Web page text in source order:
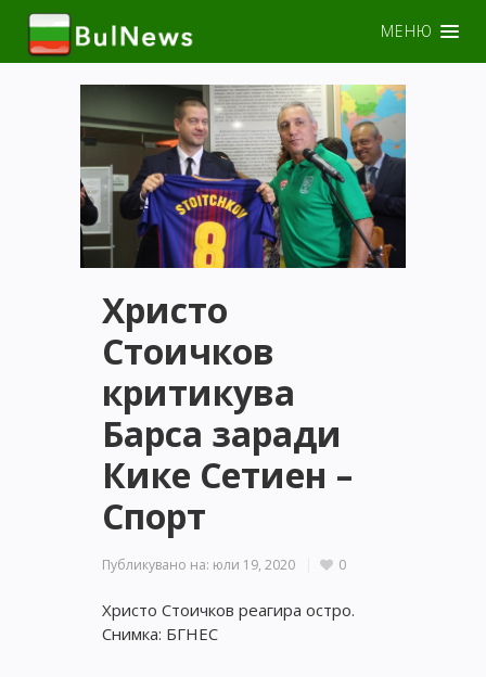
МЕНЮ
Христо
Стоичков
критикува
Барса заради
Кике Сетиен –
Спорт
Публикувано на: юли 19, 2020 0
Христо Стоичков реагира остро.
Снимка: БГНЕС